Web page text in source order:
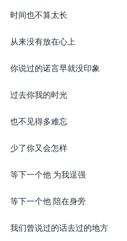
时间也不算太长
从来没有放在心上
你说过的诺言早就没印象
过去你我的时光
也不见得多难忘
少了你又会怎样
等下一个他 为我逞强
等下一个他 陪在身旁
我们曾说过的话去过的地方